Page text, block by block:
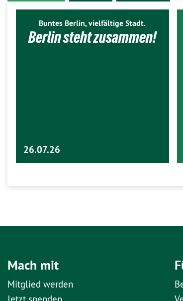
Buntes Berlin, vielfältige Stadt.
Berlin steht zusammen!
26.07.26
Mach mit
Mitglied werden